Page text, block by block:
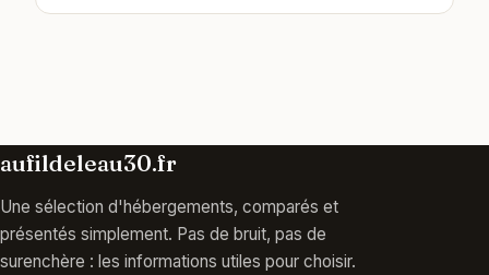
aufildeleau30.fr
Une sélection d'hébergements, comparés et
présentés simplement. Pas de bruit, pas de
surenchère : les informations utiles pour choisir.